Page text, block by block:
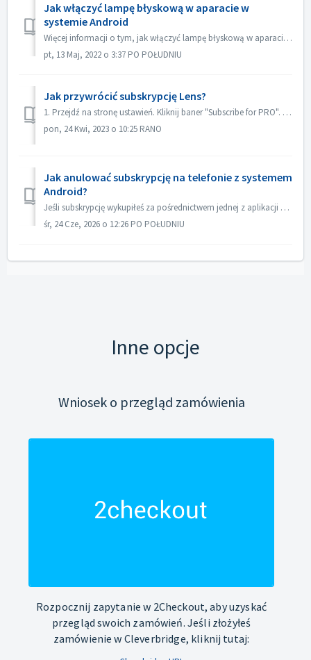
Jak włączyć lampę błyskową w aparacie w
systemie Android
Więcej informacji o tym, jak włączyć lampę błyskową w aparacie Andorid, można znaleźć pod następującym łączem: Włączanie lampy błyskowej w aparatach z syste...
pt, 13 Maj, 2022 o 3:37 PO POŁUDNIU
Jak przywrócić subskrypcję Lens?
1. Przejdź na stronę ustawień. Kliknij baner "Subscribe for PRO". 2. Kliknij przycisk Przywróć w prawym górnym rogu strony 'Subscribe for P...
pon, 24 Kwi, 2023 o 10:25 RANO
Jak anulować subskrypcję na telefonie z systemem
Android?
Jeśli subskrypcję wykupiłeś za pośrednictwem jednej z aplikacji mobilnych na Androida, musisz ją anulować w Sklepie Play. Aby anulować subskrypcję, wykonaj...
śr, 24 Cze, 2026 o 12:26 PO POŁUDNIU
Inne opcje
Wniosek o przegląd zamówienia
Rozpocznij zapytanie w 2Checkout, aby uzyskać
przegląd swoich zamówień. Jeśli złożyłeś
zamówienie w Cleverbridge, kliknij tutaj: